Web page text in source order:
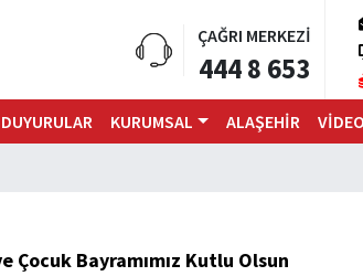
ÇAĞRI MERKEZİ
444 8 653
DUYURULAR KURUMSAL ALAŞEHİR VİDEO
Çocuk Bayramımız Kutlu Olsun